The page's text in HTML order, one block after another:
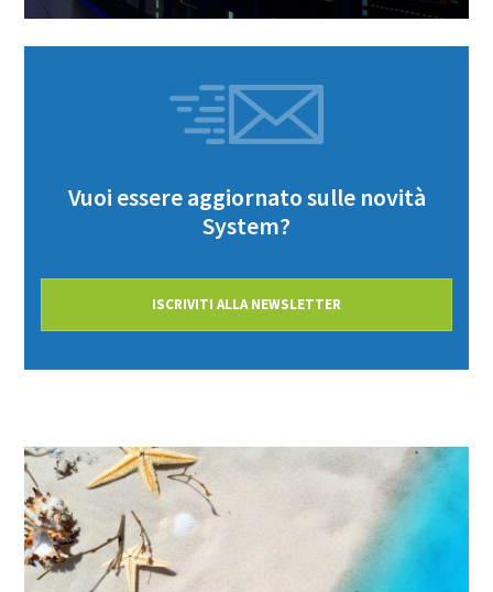
Vuoi essere aggiornato sulle novità
System?
ISCRIVITI ALLA NEWSLETTER